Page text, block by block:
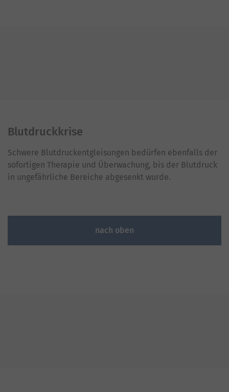
Blutdruckkrise
Schwere Blutdruckentgleisungen bedürfen ebenfalls der
sofortigen Therapie und Überwachung, bis der Blutdruck
in ungefährliche Bereiche abgesenkt wurde.
nach oben